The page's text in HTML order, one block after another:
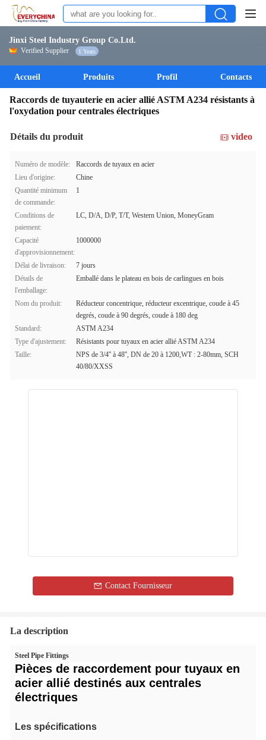
Jinxi Steel Industry Group Co.Ltd.
Verified Supplier 1 Years
Accueil Produits Profil Contacts
Raccords de tuyauterie en acier allié ASTM A234 résistants à
l'oxydation pour centrales électriques
Détails du produit video
Numéro de modèle:
Raccords de tuyaux en acier
Lieu d'origine:
Chine
Quantité minimum
de commande:
1
Conditions de
paiement:
LC, D/A, D/P, T/T, Western Union, MoneyGram
Capacité
d'approvisionnement:
1000000
Délai de livraison:
7 jours
Détails de
l'emballage:
Emballé dans le plateau en bois de carlingues en bois
Nom du produit:
Réducteur concentrique, réducteur excentrique, coude à 45
degrés, coude à 90 degrés, coude à 180 deg
Standard:
ASTM A234
Type d'ajustement:
Résistants pour tuyaux en acier allié ASTM A234
Taille:
NPS de 3/4'' à 48'', DN de 20 à 1200,WT : 2-80mm, SCH
40/80/XXSS
Contact Fournisseur
La description
Steel Pipe Fittings
Pièces de raccordement pour tuyaux en
acier allié destinés aux centrales
électriques
Les spécifications